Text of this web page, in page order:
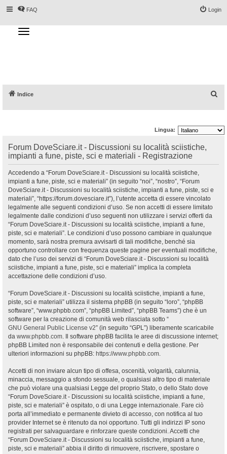
FAQ Login
T
o
g
a
t
Indice
c
Lingua:
Forum DoveSciare.it - Discussioni su località sciistiche,
impianti a fune, piste, sci e materiali - Registrazione
Accedendo a “Forum DoveSciare.it - Discussioni su località sciistiche,
impianti a fune, piste, sci e materiali” (in seguito “noi”, “nostro”, “Forum
DoveSciare.it - Discussioni su località sciistiche, impianti a fune, piste, sci e
materiali”, “https://forum.dovesciare.it”), l’utente accetta di essere vincolato
legalmente alle seguenti condizioni d’uso. Se non accetti di essere limitato
legalmente dalle condizioni d’uso seguenti non utilizzare i servizi offerti da
“Forum DoveSciare.it - Discussioni su località sciistiche, impianti a fune,
piste, sci e materiali”. Le condizioni d’uso possono cambiare in qualunque
momento, sarà nostra premura avvisarti di tali modifiche, benché sia
opportuno controllare con frequenza queste pagine per eventuali modifiche,
dato che l’uso dei servizi di “Forum DoveSciare.it - Discussioni su località
sciistiche, impianti a fune, piste, sci e materiali” implica la completa
accettazione delle condizioni d’uso.
“Forum DoveSciare.it - Discussioni su località sciistiche, impianti a fune,
piste, sci e materiali” utilizza il sistema phpBB (in seguito “loro”, “phpBB
software”, “www.phpbb.com”, “phpBB Limited”, “phpBB Teams”) che è un
software per la creazione di comunità web rilasciata sotto “
GNU General Public License v2” (in seguito “GPL”) liberamente scaricabile
da www.phpbb.com. Il software phpBB facilita le aree di discussione internet;
phpBB Limited non è responsabile dei contenuti e della gestione. Per
ulteriori informazioni su phpBB: https://www.phpbb.com.
Accetti di non inviare alcun tipo di offesa, oscenità, volgarità, calunnia,
minaccia, messaggio a sfondo sessuale, o qualsiasi altro tipo di materiale
che può violare una qualsiasi Legge del proprio Stato, o dello Stato dove
“Forum DoveSciare.it - Discussioni su località sciistiche, impianti a fune,
piste, sci e materiali” è ospitato, o di una Legge internazionale. Fare ciò
porta all’immediato e permanente divieto di accesso, con notifica al tuo
provider Internet se è ritenuto da noi opportuno. Tutti gli indirizzi IP sono
registrati per salvaguardare e rinforzare queste condizioni. Accetti che
“Forum DoveSciare.it - Discussioni su località sciistiche, impianti a fune,
piste, sci e materiali” abbia il diritto di rimuovere, riscrivere, spostare o